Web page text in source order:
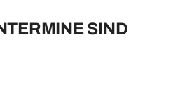
SIND